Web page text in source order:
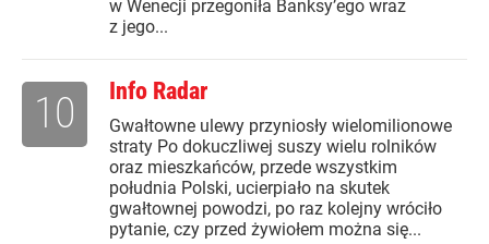
w Wenecji przegoniła Banksy’ego wraz
z jego...
Info Radar
Gwałtowne ulewy przyniosły wielomilionowe
straty Po dokuczliwej suszy wielu rolników
oraz mieszkańców, przede wszystkim
południa Polski, ucierpiało na skutek
gwałtownej powodzi, po raz kolejny wróciło
pytanie, czy przed żywiołem można się...
10